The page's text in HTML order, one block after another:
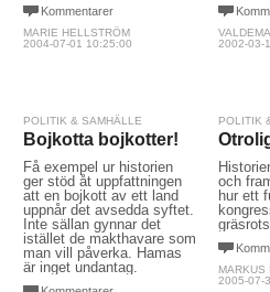
Kommentarer
MARIE HELLSTRÖM
2004-07-01 10:25:00
2002-03-
POLITIK & SAMHÄLLE
Bojkotta bojkotter!
Få exempel ur historien
ger stöd åt uppfattningen
att en bojkott av ett land
uppnår det avsedda syftet.
Inte sällan gynnar det
istället de makthavare som
man vill påverka. Hamas
är inget undantag.
POLITIK
och
hur ett
MARKUS
2005-07-